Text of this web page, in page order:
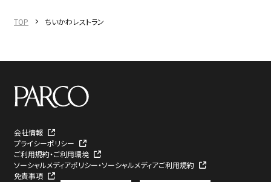
TOP ちいかわレストラン
会社情報
プライシーポリシー
ご利用規約・ご利用環境
ソーシャルメディアポリシー・ソーシャルメディアご利用規約
免責事項